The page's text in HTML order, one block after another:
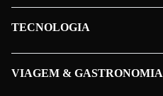
TECNOLOGIA
VIAGEM & GASTRONOMIA